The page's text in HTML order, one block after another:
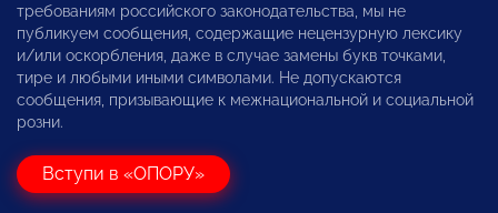
требованиям российского законодательства, мы не
публикуем сообщения, содержащие нецензурную лексику
и/или оскорбления, даже в случае замены букв точками,
тире и любыми иными символами. Не допускаются
сообщения, призывающие к межнациональной и социальной
розни.
Вступи в «ОПОРУ»